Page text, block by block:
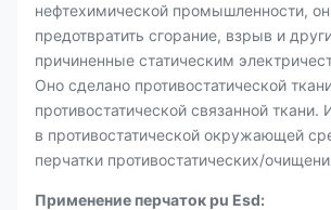
нефтехимической промышленности,
предотвратить сгорание, взрыв и
причиненные статическим
Оно сделано противостатической
противостатической связанной ткани.
в противостатической окружающей
перчатки противостатических/
Применение перчаток pu Esd: